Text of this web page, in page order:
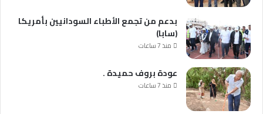
بدعم من تجمع الأطباء السودانيين بأمريكا
(سابا)
منذ 7 ساعات
عودة بروف حميدة .
منذ 7 ساعات